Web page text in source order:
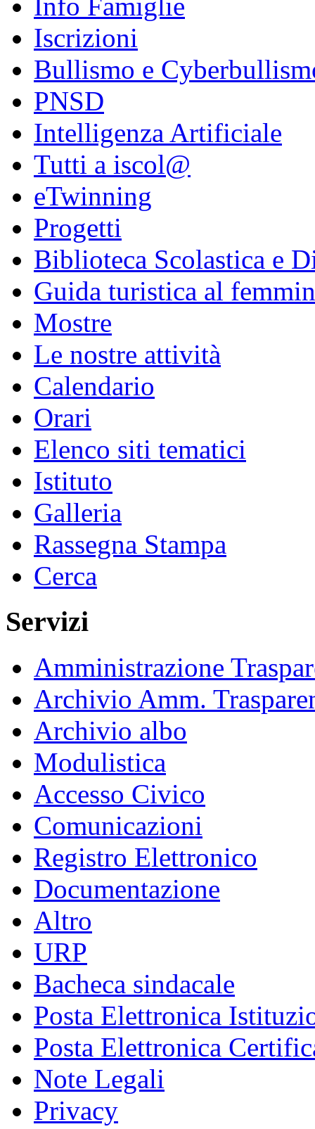
Info Famiglie
Iscrizioni
Bullismo e
PNSD
Intelligenza Artificiale
Tutti a iscol@
eTwinning
Progetti
Biblioteca Scolastica e
Guida turistica al
Mostre
Le nostre attività
Calendario
Orari
Elenco siti tematici
Istituto
Galleria
Rassegna Stampa
Cerca
Servizi
Amministrazione
Archivio Amm.
Archivio albo
Modulistica
Accesso Civico
Comunicazioni
Registro Elettronico
Documentazione
Altro
URP
Bacheca sindacale
Posta Elettronica
Posta Elettronica
Note Legali
Privacy